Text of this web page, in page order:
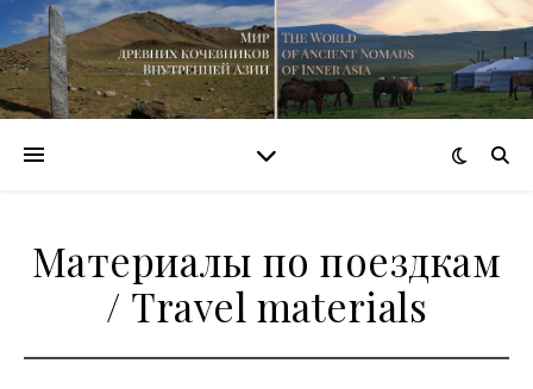
Материалы по поездкам
/ Travel materials